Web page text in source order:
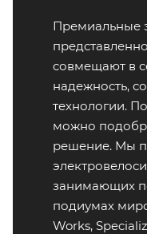
Премиальные
совмещают в
надежность,
технологии.
можно
решение. Мы
занимающих
подиумах
Works,